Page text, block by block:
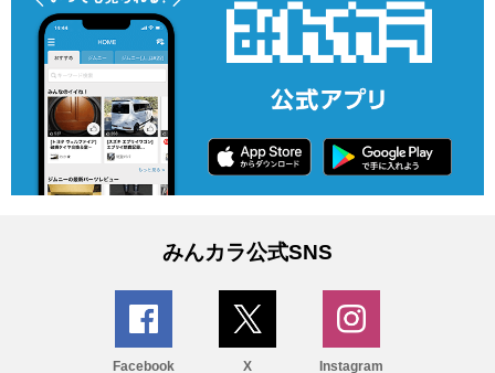
みんカラ公式SNS
Facebook X Instagram